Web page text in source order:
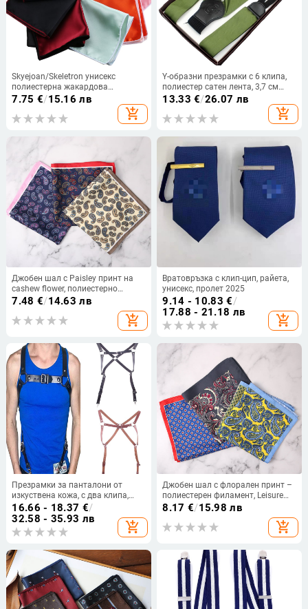
Skyejoan/Skeletron унисекс
полиестерна жакардова
монохромна джобна кърпа за
възрастни, стил за свободното
време
7.75 €/15.16 лв
add_shopping_cart
Y-образни презрамки с 6 клипа,
полиестер сатен лента, 3,7 см
ширина, регулируеми, кръстосани
13.33 €/26.07 лв
add_shopping_cart
Джобен шал с Paisley принт на
cashew flower, полиестерно
влакно, стил Leisure, печат
7.48 €/14.63 лв
add_shopping_cart
Вратовръзка с клип-цип, райета,
унисекс, пролет 2025
9.14 - 10.83 €/
17.88 - 21.18 лв
add_shopping_cart
Презрамки за панталони от
изкуствена кожа, с два клипа,
регулируема дължина, унисекс,
марка AX
16.66 - 18.37 €/
32.58 - 35.93 лв
add_shopping_cart
Джобен шал с флорален принт –
полиестерен филамент, Leisure
стил, печат, Spring 2024
8.17 €/15.98 лв
add_shopping_cart